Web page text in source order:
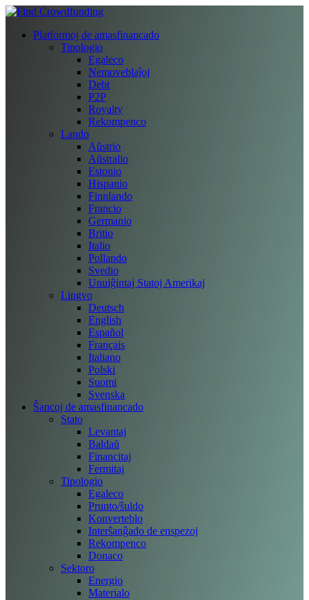
Platformoj de amasfinancado
Tipologio
Egaleco
Nemoveblaĵoj
Debt
P2P
Royalty
Rekompenco
Lando
Aŭstrio
Aŭstralio
Estonio
Hispanio
Finnlando
Francio
Germanio
Britio
Italio
Pollando
Svedio
Unuiĝintaj Statoj Amerikaj
Lingvo
Deutsch
English
Español
Français
Italiano
Polski
Suomi
Svenska
Ŝancoj de amasfinancado
Stato
Levantaj
Baldaŭ
Financitaj
Fermitaj
Tipologio
Egaleco
Prunto/ŝuldo
Konverteblo
Interŝanĝado de enspezoj
Rekompenco
Donaco
Sektoro
Energio
Materialo